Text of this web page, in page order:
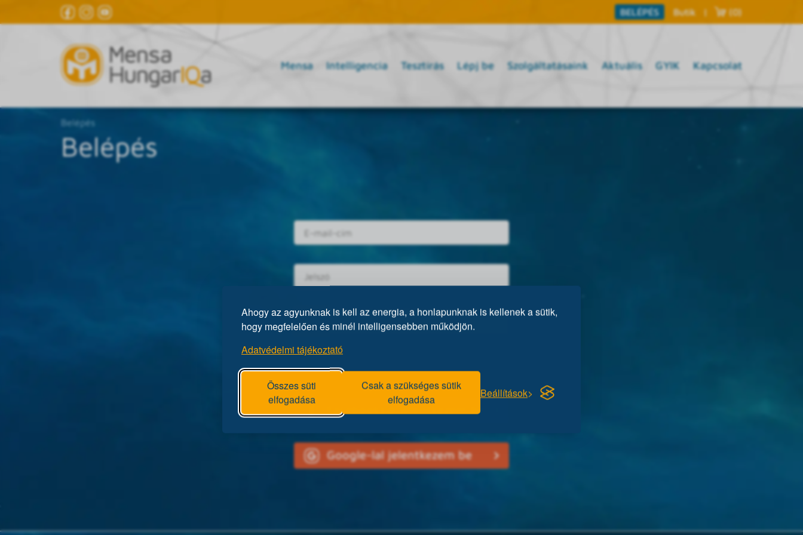
Ahogy az agyunknak is kell az energia, a honlapunknak is kellenek a sütik,
hogy megfelelően és minél intelligensebben működjön.
Adatvédelmi tájékoztató
Összes süti
elfogadása
Csak a szükséges sütik
elfogadása
Beállítások
BELÉPÉS Butik | (0)
Mensa Intelligencia Tesztírás Lépj be Szolgáltatásaink Aktuális GYIK Kapcsolat
Belépés
Belépés
Facebookkal jelentkezem be
Google-lal jelentkezem be